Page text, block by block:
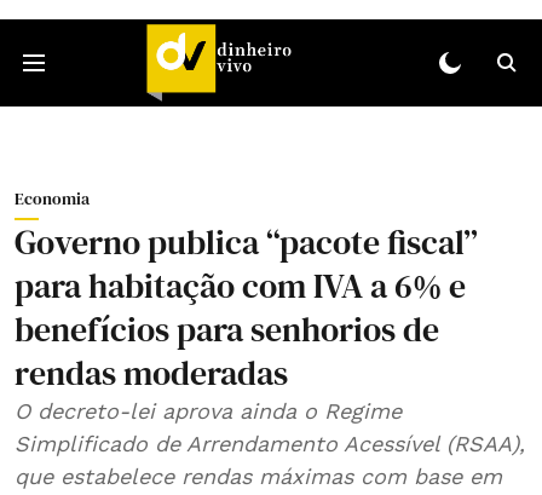
Economia
Governo publica “pacote fiscal”
para habitação com IVA a 6% e
benefícios para senhorios de
rendas moderadas
O decreto-lei aprova ainda o Regime
Simplificado de Arrendamento Acessível (RSAA),
que estabelece rendas máximas com base em